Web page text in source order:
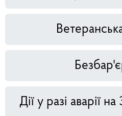
Дії у разі аварії